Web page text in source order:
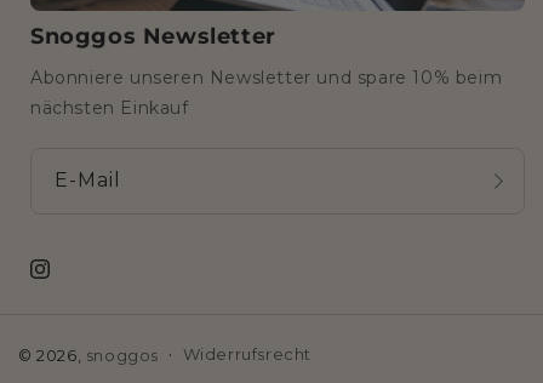
Snoggos Newsletter
Abonniere unseren Newsletter und spare 10% beim
nächsten Einkauf
E-Mail
Instagram
© 2026, snoggos Widerrufsrecht